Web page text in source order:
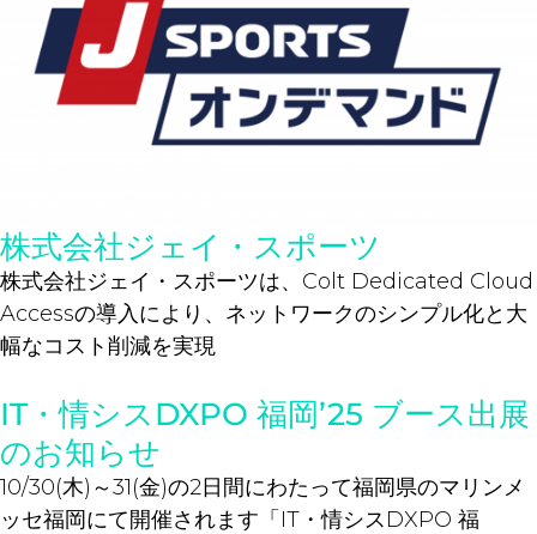
株式会社ジェイ・スポーツ
株式会社ジェイ・スポーツは、Colt Dedicated Cloud
Accessの導入により、ネットワークのシンプル化と大
幅なコスト削減を実現
IT・情シスDXPO 福岡’25 ブース出展
のお知らせ
10/30(木)～31(金)の2日間にわたって福岡県のマリンメ
ッセ福岡にて開催されます「IT・情シスDXPO 福